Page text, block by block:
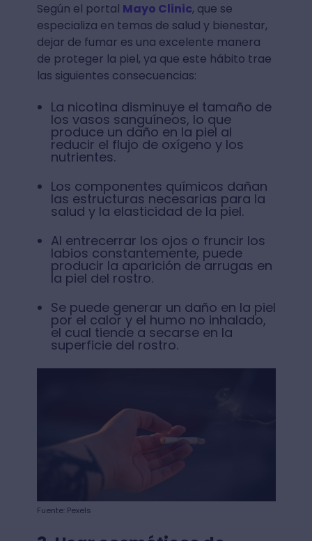
Según el portal Mayo Clinic, que se
especializa en temas de salud y bienestar,
dejar de fumar es una excelente manera
de proteger la piel, ya que este hábito trae
las siguientes consecuencias:
La nicotina disminuye el tamaño de
los vasos sanguíneos, lo que
produce un daño en la piel al
reducir el flujo de oxígeno y los
nutrientes.
Los componentes químicos dañan
las estructuras necesarias para la
salud y la elasticidad de la piel.
Al entrecerrar los ojos o fruncir los
labios constantemente, puede
producir la aparición de arrugas en
la piel del rostro.
Se puede generar un daño en la piel
por el calor y el humo no inhalado,
el cual tiende a secarse en la
superficie del rostro.
Fuente: Pexels